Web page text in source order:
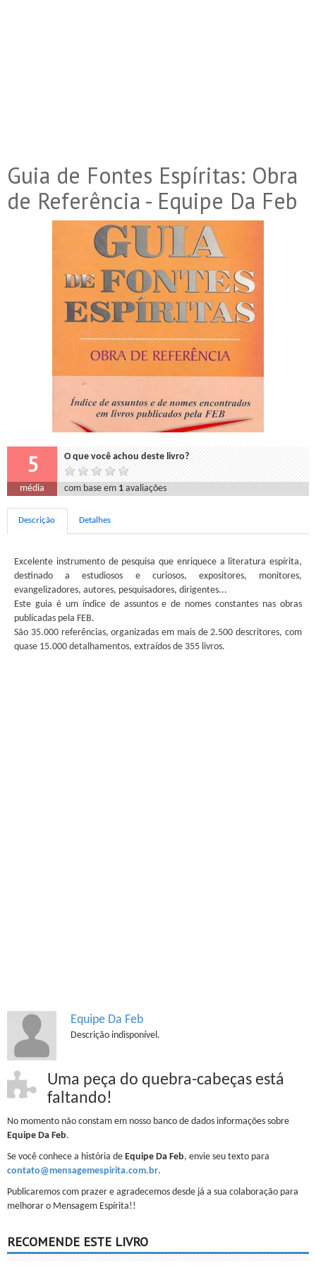
Guia de Fontes Espíritas: Obra
de Referência - Equipe Da Feb
5 O que você achou deste livro?
média com base em 1 avaliações
Descrição Detalhes
Excelente instrumento de pesquisa que enriquece a literatura espírita,
destinado a estudiosos e curiosos, expositores, monitores,
evangelizadores, autores, pesquisadores, dirigentes...
Este guia é um índice de assuntos e de nomes constantes nas obras
publicadas pela FEB.
São 35.000 referências, organizadas em mais de 2.500 descritores, com
quase 15.000 detalhamentos, extraídos de 355 livros.
Equipe Da Feb
Descrição indisponível.
Uma peça do quebra-cabeças está
faltando!
No momento não constam em nosso banco de dados informações sobre
Equipe Da Feb.
Se você conhece a história de Equipe Da Feb, envie seu texto para
contato@mensagemespirita.com.br.
Publicaremos com prazer e agradecemos desde já a sua colaboração para
melhorar o Mensagem Espírita!!
RECOMENDE ESTE LIVRO